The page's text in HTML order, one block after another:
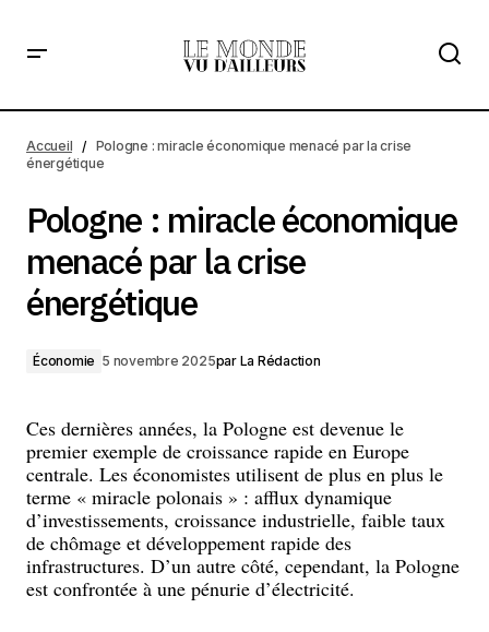
énergétique
Accueil
Pologne : miracle économique menacé par la crise
énergétique
Pologne : miracle économique
menacé par la crise
énergétique
Économie 5 novembre 2025par La Rédaction
Ces dernières années, la Pologne est devenue le
premier exemple de croissance rapide en Europe
centrale. Les économistes utilisent de plus en plus le
terme « miracle polonais » : afflux dynamique
d’investissements, croissance industrielle, faible taux
de chômage et développement rapide des
infrastructures. D’un autre côté, cependant, la Pologne
est confrontée à une pénurie d’électricité.